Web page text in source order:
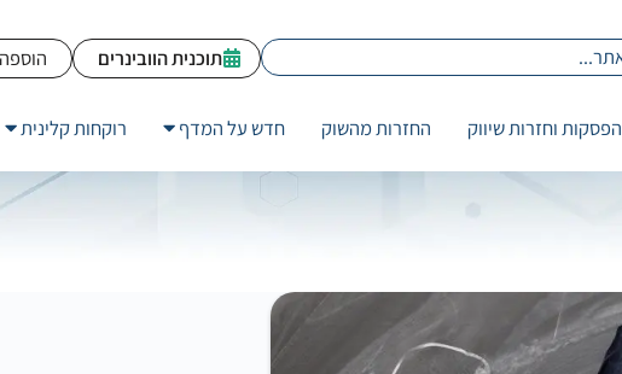
תוכנית הוובינרים
הפסקות וחזרות שיווק החזרות מהשוק חדש על המדף רוקחות קלינית